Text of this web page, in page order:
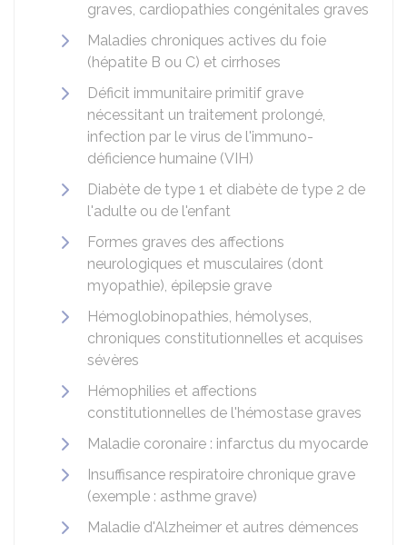
graves, cardiopathies congénitales graves
Maladies chroniques actives du foie
(hépatite B ou C) et cirrhoses
Déficit immunitaire primitif grave
nécessitant un traitement prolongé,
infection par le virus de l'immuno-
déficience humaine (VIH)
Diabète de type 1 et diabète de type 2 de
l'adulte ou de l'enfant
Formes graves des affections
neurologiques et musculaires (dont
myopathie), épilepsie grave
Hémoglobinopathies, hémolyses,
chroniques constitutionnelles et acquises
sévères
Hémophilies et affections
constitutionnelles de l'hémostase graves
Maladie coronaire : infarctus du myocarde
Insuffisance respiratoire chronique grave
(exemple : asthme grave)
Maladie d'Alzheimer et autres démences